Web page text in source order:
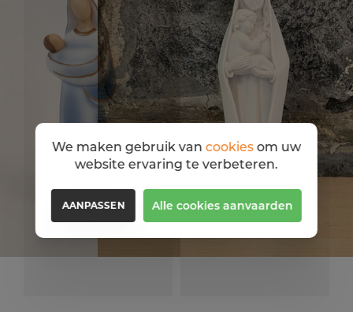
We maken gebruik van cookiesom uw
website ervaring te verbeteren.
AANPASSEN Alle cookies aanvaarden